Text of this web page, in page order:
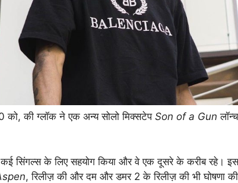
की ग्लॉक ने एक अन्य सोलो मिक्सटेप Son of a Gun
सिंगल्स के लिए सहयोग किया और वे एक दूसरे के करीब रहे।
, रिलीज़ की और दम और डमर 2 के रिलीज़ की भी घोषणा